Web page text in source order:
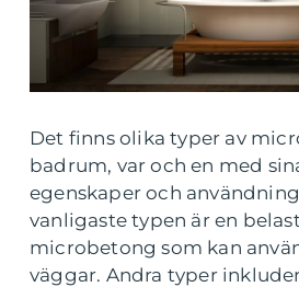
Det finns olika typer av
badrum, var och en med
egenskaper och
vanligaste typen är en
microbetong som kan
väggar. Andra typer